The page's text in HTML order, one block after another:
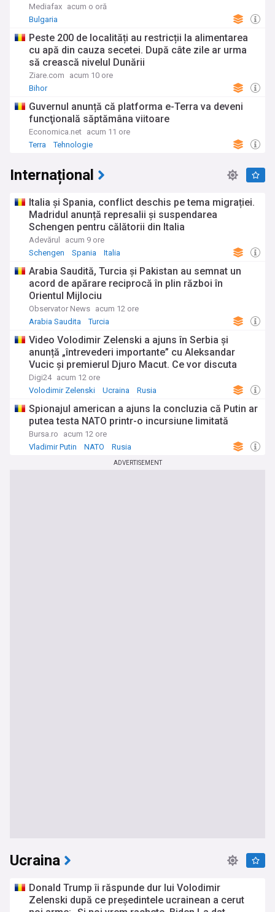
Mediafax acum o oră
Bulgaria
Peste 200 de localități au restricții la alimentarea
cu apă din cauza secetei. După câte zile ar urma
să crească nivelul Dunării
Ziare.com
acum 10 ore
Bihor
Guvernul anunță că platforma e-Terra va deveni
funcţională săptămâna viitoare
Economica.net acum 11 ore
Terra
Tehnologie
Internațional
Italia și Spania, conflict deschis pe tema migrației.
Madridul anunță represalii și suspendarea
Schengen pentru călătorii din Italia
Adevărul
acum 9 ore
Schengen
Spania Italia
Arabia Saudită, Turcia şi Pakistan au semnat un
acord de apărare reciprocă în plin război în
Orientul Mijlociu
Observator News acum 12 ore
Arabia Saudita
Turcia
Video Volodimir Zelenski a ajuns în Serbia și
anunță „întrevederi importante” cu Aleksandar
Vucic și premierul Djuro Macut. Ce vor discuta
Digi24 acum 12 ore
Volodimir Zelenski
Ucraina Rusia
Spionajul american a ajuns la concluzia că Putin ar
putea testa NATO printr-o incursiune limitată
Bursa.ro
acum 12 ore
Vladimir Putin
NATO Rusia
ADVERTISEMENT
Ucraina
Donald Trump îi răspunde dur lui Volodimir
Zelenski după ce președintele ucrainean a cerut